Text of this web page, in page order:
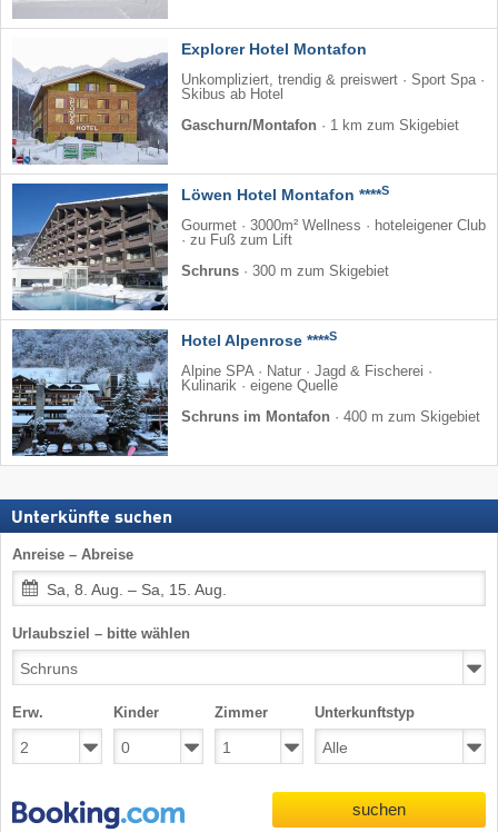
Explorer Hotel Montafon
Unkompliziert, trendig & preiswert · Sport Spa ·
Skibus ab Hotel
Gaschurn/Montafon · 1 km zum Skigebiet
Löwen Hotel Montafon ****S
Gourmet · 3000m² Wellness · hoteleigener Club
· zu Fuß zum Lift
Schruns · 300 m zum Skigebiet
Hotel Alpenrose ****S
Alpine SPA · Natur · Jagd & Fischerei ·
Kulinarik · eigene Quelle
Schruns im Montafon · 400 m zum Skigebiet
Unterkünfte suchen
Anreise – Abreise
Sa, 8. Aug. – Sa, 15. Aug.
Urlaubsziel – bitte wählen
Erw. Kinder Zimmer Unterkunftstyp
suchen